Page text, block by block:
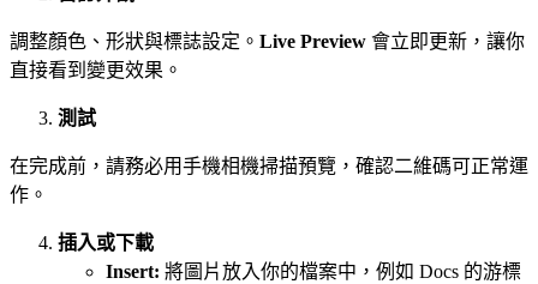
調整顏色、形狀與標誌設定。 Live Preview 會立即更新，讓你
直接看到變更效果。
測試
在完成前，請務必用手機相機掃描預覽，確認二維碼可正常運
作。
插入或下載
Insert: 將圖片放入你的檔案中，例如 Docs 的游標